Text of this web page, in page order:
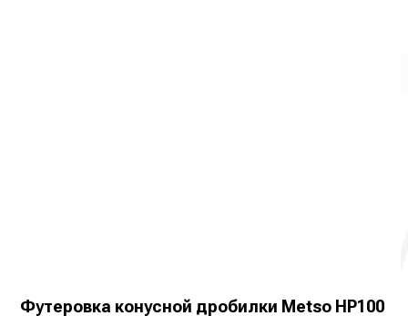
Футеровка конусной дробилки Metso HP100